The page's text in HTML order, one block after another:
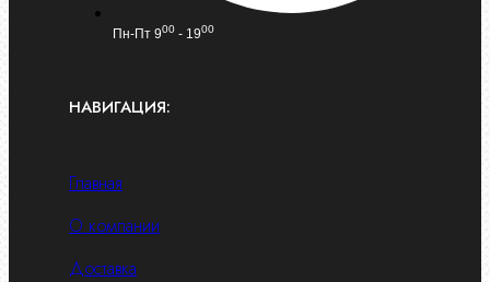
Пн-Пт 900 - 1900
НАВИГАЦИЯ:
Главная
О компании
Доставка